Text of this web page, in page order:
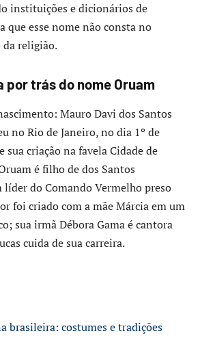
instituições e dicionários de
que esse nome não consta no
religião.
por trás do nome Oruam
Mauro Davi dos Santos
no Rio de Janeiro, no dia 1º de
sua criação na favela Cidade de
é filho de dos Santos
do Comando Vermelho preso
foi criado com a mãe Márcia em um
sua irmã Débora Gama é cantora
cuida de sua carreira.
brasileira: costumes e tradições